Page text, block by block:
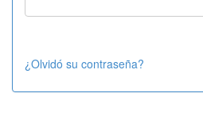
¿Olvidó su contraseña?